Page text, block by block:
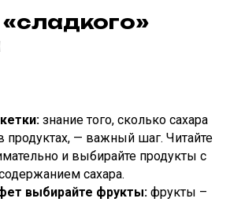
знание того, сколько сахара
продуктах, — важный шаг. Читайте
и выбирайте продукты с
сахара.
выбирайте фрукты: фрукты –